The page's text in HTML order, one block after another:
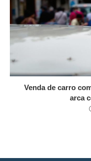
Venda de carro
arca